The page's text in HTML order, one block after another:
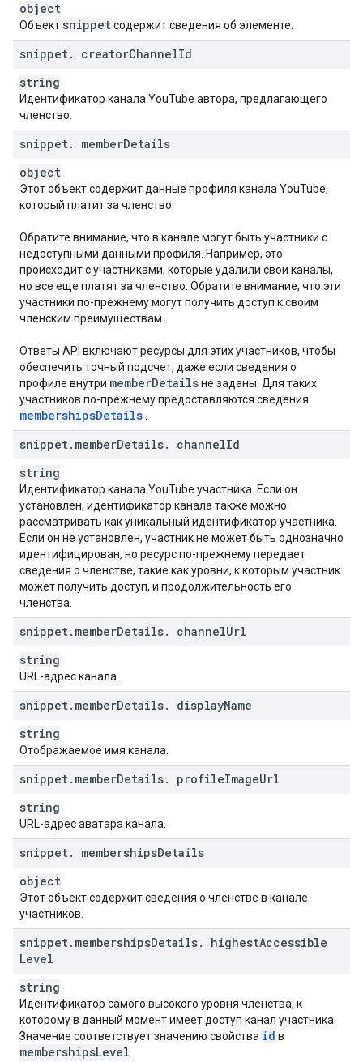
object
Объект snippetсодержит сведения об элементе.
snippet. creatorChannelId
string
Идентификатор канала YouTube автора, предлагающего
членство.
snippet. memberDetails
object
Этот объект содержит данные профиля канала YouTube,
который платит за членство.
Обратите внимание, что в канале могут быть участники с
недоступными данными профиля. Например, это
происходит с участниками, которые удалили свои каналы,
но все еще платят за членство. Обратите внимание, что эти
участники по-прежнему могут получить доступ к своим
членским преимуществам.
Ответы API включают ресурсы для этих участников, чтобы
обеспечить точный подсчет, даже если сведения о
профиле внутри memberDetailsне заданы. Для таких
участников по-прежнему предоставляются сведения
membershipsDetails
snippet. memberDetails. channelId
string
Идентификатор канала YouTube участника. Если он
установлен, идентификатор канала также можно
рассматривать как уникальный идентификатор участника.
Если он не установлен, участник не может быть однозначно
идентифицирован, но ресурс по-прежнему передает
сведения о членстве, такие как уровни, к которым участник
может получить доступ, и продолжительность его
членства.
snippet. memberDetails. channelUrl
string
URL-адрес канала.
snippet. memberDetails. displayName
string
Отображаемое имя канала.
snippet. memberDetails. profileImageUrl
string
URL-адрес аватара канала.
snippet. membershipsDetails
object
Этот объект содержит сведения о членстве в канале
участников.
snippet. membershipsDetails. highestAccessible
Level
string
Идентификатор самого высокого уровня членства, к
которому в данный момент имеет доступ канал участника.
Значение соответствует значению свойства id в
membershipsLevel